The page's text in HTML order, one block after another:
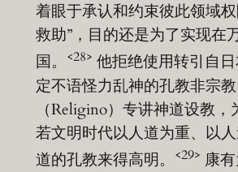
着眼于承认和约束彼此领域
救助”，目的还是为了实现在
国。
<28> 他拒绝使用转引自
定不语怪力乱神的孔教非宗
（Religino）专讲神道设教
若文明时代以人道为重、以
道的孔教来得高明。
<29> 康